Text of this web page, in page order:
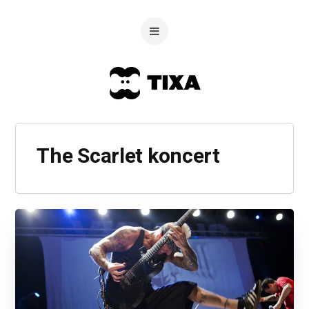
The Scarlet koncert